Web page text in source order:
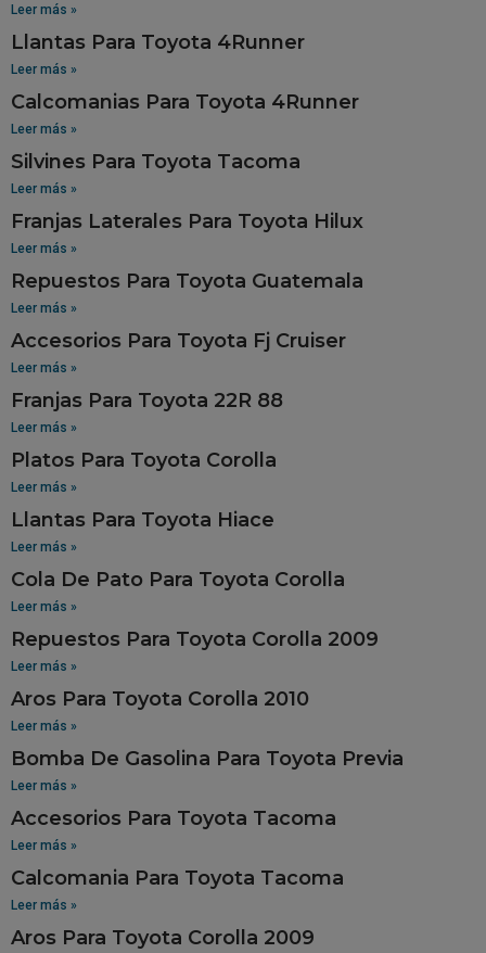
Leer más »
Llantas Para Toyota 4Runner
Leer más »
Calcomanias Para Toyota 4Runner
Leer más »
Silvines Para Toyota Tacoma
Leer más »
Franjas Laterales Para Toyota Hilux
Leer más »
Repuestos Para Toyota Guatemala
Leer más »
Accesorios Para Toyota Fj Cruiser
Leer más »
Franjas Para Toyota 22R 88
Leer más »
Platos Para Toyota Corolla
Leer más »
Llantas Para Toyota Hiace
Leer más »
Cola De Pato Para Toyota Corolla
Leer más »
Repuestos Para Toyota Corolla 2009
Leer más »
Aros Para Toyota Corolla 2010
Leer más »
Bomba De Gasolina Para Toyota Previa
Leer más »
Accesorios Para Toyota Tacoma
Leer más »
Calcomania Para Toyota Tacoma
Leer más »
Aros Para Toyota Corolla 2009